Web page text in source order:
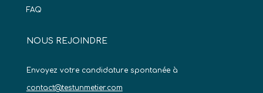
FAQ
NOUS REJOINDRE
Envoyez votre candidature spontanée à
contact@testunmetier.com